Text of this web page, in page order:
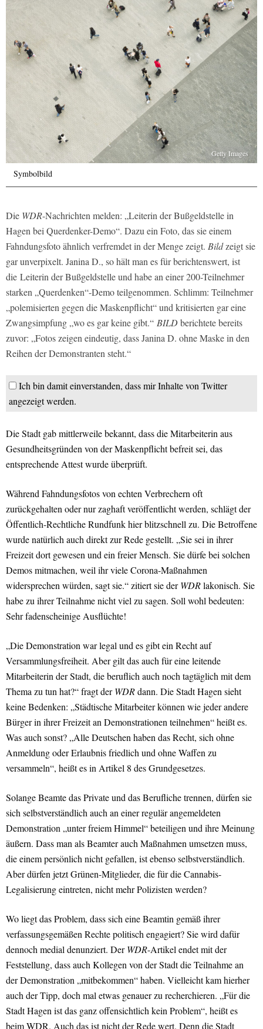
Getty Images
Symbolbild
Die WDR-Nachrichten melden: „Leiterin der Bußgeldstelle in
Hagen bei Querdenker-Demo“. Dazu ein Foto, das sie einem
Fahndungsfoto ähnlich verfremdet in der Menge zeigt. Bildzeigt sie
gar unverpixelt. Janina D., so hält man es für berichtenswert, ist
die Leiterin der Bußgeldstelle und habe an einer 200-Teilnehmer
starken „Querdenken“-Demo teilgenommen. Schlimm: Teilnehmer
„polemisierten gegen die Maskenpflicht“ und kritisierten gar eine
Zwangsimpfung „wo es gar keine gibt.“ BILDberichtete bereits
zuvor: „Fotos zeigen eindeutig, dass Janina D. ohne Maske in den
Reihen der Demonstranten steht.“
Ich bin damit einverstanden, dass mir Inhalte von Twitter
angezeigt werden.
Die Stadt gab mittlerweile bekannt, dass die Mitarbeiterin aus
Gesundheitsgründen von der Maskenpflicht befreit sei, das
entsprechende Attest wurde überprüft.
Während Fahndungsfotos von echten Verbrechern oft
zurückgehalten oder nur zaghaft veröffentlicht werden, schlägt der
Öffentlich-Rechtliche Rundfunk hier blitzschnell zu. Die Betroffene
wurde natürlich auch direkt zur Rede gestellt. „Sie sei in ihrer
Freizeit dort gewesen und ein freier Mensch. Sie dürfe bei solchen
Demos mitmachen, weil ihr viele Corona-Maßnahmen
widersprechen würden, sagt sie.“ zitiert sie derWDRlakonisch. Sie
habe zu ihrer Teilnahme nicht viel zu sagen. Soll wohl bedeuten:
Sehr fadenscheinige Ausflüchte!
„Die Demonstration war legal und es gibt ein Recht auf
Versammlungsfreiheit. Aber gilt das auch für eine leitende
Mitarbeiterin der Stadt, die beruflich auch noch tagtäglich mit dem
Thema zu tun hat?“ fragt derWDRdann. Die Stadt Hagen sieht
keine Bedenken: „Städtische Mitarbeiter können wie jeder andere
Bürger in ihrer Freizeit an Demonstrationen teilnehmen“ heißt es.
Was auch sonst? „Alle Deutschen haben das Recht, sich ohne
Anmeldung oder Erlaubnis friedlich und ohne Waffen zu
versammeln“, heißt es in Artikel 8 des Grundgesetzes.
Solange Beamte das Private und das Berufliche trennen, dürfen sie
sich selbstverständlich auch an einer regulär angemeldeten
Demonstration „unter freiem Himmel“ beteiligen und ihre Meinung
äußern. Dass man als Beamter auch Maßnahmen umsetzen muss,
die einem persönlich nicht gefallen, ist ebenso selbstverständlich.
Aber dürfen jetzt Grünen-Mitglieder, die für die Cannabis-
Legalisierung eintreten, nicht mehr Polizisten werden?
Wo liegt das Problem, dass sich eine Beamtin gemäß ihrer
verfassungsgemäßen Rechte politisch engagiert? Sie wird dafür
dennoch medial denunziert. DerWDR-Artikel endet mit der
Feststellung, dass auch Kollegen von der Stadt die Teilnahme an
der Demonstration „mitbekommen“ haben. Vielleicht kam hierher
auch der Tipp, doch mal etwas genauer zu recherchieren. „Für die
Stadt Hagen ist das ganz offensichtlich kein Problem“, heißt es
beim WDR. Auch das ist nicht der Rede wert. Denn die Stadt